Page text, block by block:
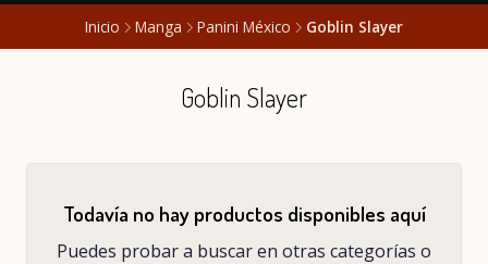
Inicio Manga Panini México Goblin Slayer
Goblin Slayer
Todavía no hay productos disponibles aquí
Puedes probar a buscar en otras categorías o